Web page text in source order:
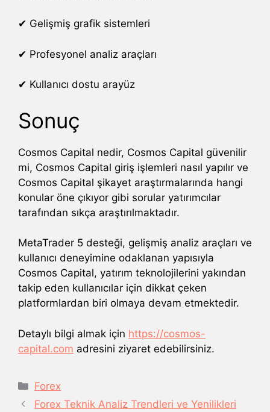
✔ Gelişmiş grafik sistemleri
✔ Profesyonel analiz araçları
✔ Kullanıcı dostu arayüz
Sonuç
Cosmos Capital nedir, Cosmos Capital güvenilir
mi, Cosmos Capital giriş işlemleri nasıl yapılır ve
Cosmos Capital şikayet araştırmalarında hangi
konular öne çıkıyor gibi sorular yatırımcılar
tarafından sıkça araştırılmaktadır.
MetaTrader 5 desteği, gelişmiş analiz araçları ve
kullanıcı deneyimine odaklanan yapısıyla
Cosmos Capital, yatırım teknolojilerini yakından
takip eden kullanıcılar için dikkat çeken
platformlardan biri olmaya devam etmektedir.
Detaylı bilgi almak için https://cosmos-
capital.com adresini ziyaret edebilirsiniz.
Kategoriler
Forex
Forex Teknik Analiz Trendleri ve Yenilikleri